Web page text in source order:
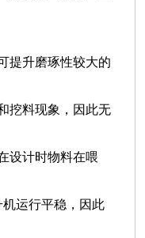
提升磨琢性较大的
挖料现象，因此无
设计时物料在喂
运行平稳，因此